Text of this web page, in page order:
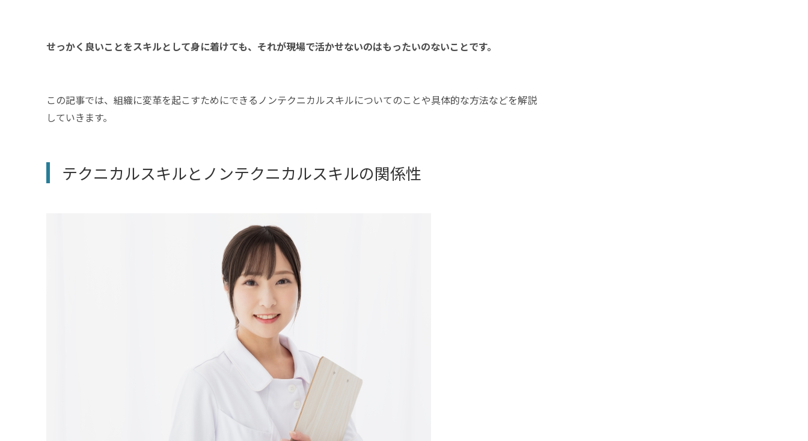
せっかく良いことをスキルとして身に着けても、それが現場で活かせないのはもったいのないことです。
この記事では、組織に変革を起こすためにできるノンテクニカルスキルについてのことや具体的な方法などを解説
していきます。
テクニカルスキルとノンテクニカルスキルの関係性